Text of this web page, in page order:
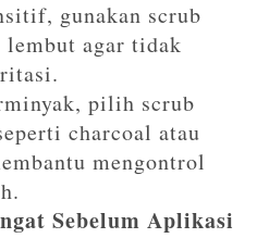
gunakan scrub
lembut agar tidak
pilih scrub
charcoal atau
mengontrol
Sebelum Aplikasi